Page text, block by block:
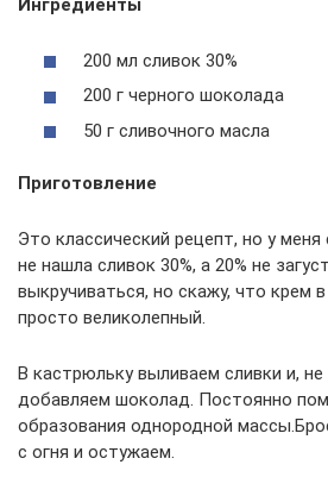
200 мл сливок 30%
200 г черного шоколада
50 г сливочного масла
Приготовление
Это классический рецепт, но у меня
не нашла сливок 30%, а 20% не
выкручиваться, но скажу, что крем
просто великолепный.
В кастрюльку выливаем сливки и,
добавляем шоколад. Постоянно
образования однородной
с огня и остужаем.